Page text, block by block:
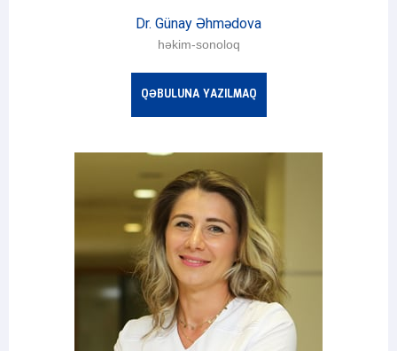
Dr. Günay Əhmədova
həkim-sonoloq
QƏBULUNA YAZILMAQ